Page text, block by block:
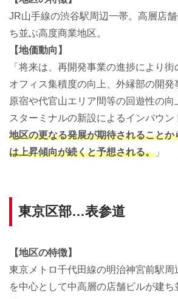
JR山手線の渋谷駅周辺一帯。高層店
ち並ぶ高度商業地区。
【地価動向】
「将来は、再開発事業の進捗により街
オフィス集積度の向上、外縁部の開発
原宿や代官山エリア間等の回遊性の
スターミナルの新設によるインバウン
地区の更なる発展が期待されることか
は上昇傾向が続くと予想される。 」
東京区部…表参道
【地区の特徴】
東京メトロ千代田線の明治神宮前駅周
を中心として中高層の店舗ビルが建ち